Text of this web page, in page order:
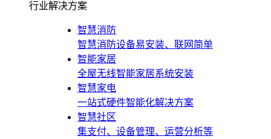
行业解决方案
智慧消防
智慧消防设备易安装、联网简单
智能家居
全屋无线智能家居系统安装
智慧家电
一站式硬件智能化解决方案
智慧社区
集支付、设备管理、运营分析等